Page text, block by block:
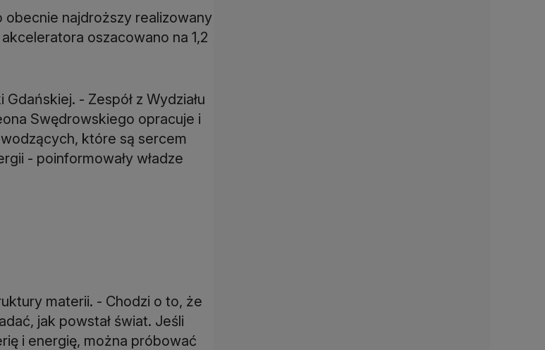
obecnie najdroższy realizowany
oszacowano na 1,2
- Zespół z Wydziału
Swędrowskiego opracuje i
które są sercem
- poinformowały władze
materii. - Chodzi o to, że
jak powstał świat. Jeśli
i energię, można próbować